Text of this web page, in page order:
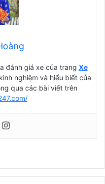
đánh giá xe của trang Xe
nghiệm và hiểu biết của
qua các bài viết trên